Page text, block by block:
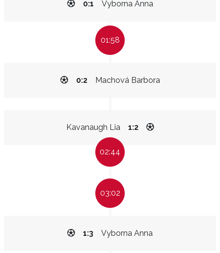
Vyborna Anna
0:1
01:58
Machová Barbora
0:2
Kavanaugh Lia 1:2
02:44
03:02
Vyborna Anna
1:3